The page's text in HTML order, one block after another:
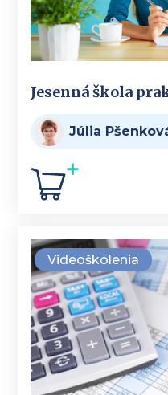
Jesenná škola
Júlia
Videoškolenia